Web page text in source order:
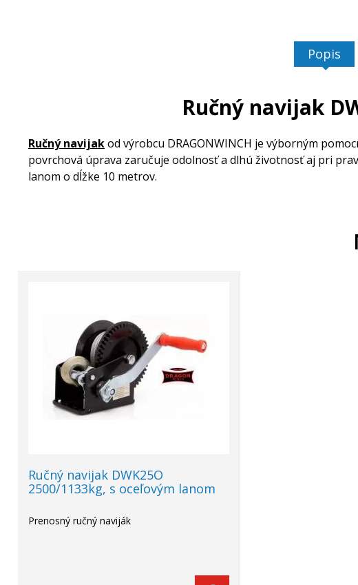
Popis
Ručný navijak
Ručný navijakod výrobcu DRAGONWINCH je výborným
povrchová úprava zaručuje odolnosť a dlhú životnosť aj pri
lanom o dĺžke 10 metrov.
Ručný navijak DWK25O
2500/1133kg, s oceľovým lanom
Prenosný ručný naviják